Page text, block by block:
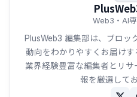
Web3・AI
PlusWeb3 編集部は、ブロッ
動向をわかりやすくお届けす
業界経験豊富な編集者とリ
報を厳選して